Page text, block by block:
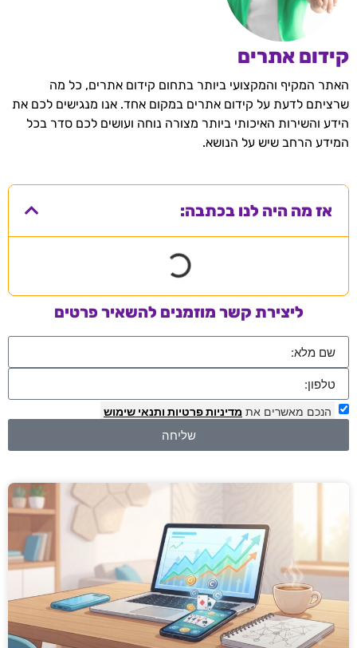
קידום אתרים
האתר המקיף והמקצועי ביותר בתחום קידום אתרים, כל מה
שרציתם לדעת על קידום אתרים במקום אחד. אנו מנגישים לכם את
הידע והשירות האיכותי ביותר מצורה נוחה ועושים לכם סדר בכל
המידע הרחב שיש על הנושא.
אז מה היה לנו בכתבה:
ליצירת קשר מוזמנים להשאיר פרטים
הנכם מאשרים את מדיניות פרטיות ותנאי שימוש
שליחה